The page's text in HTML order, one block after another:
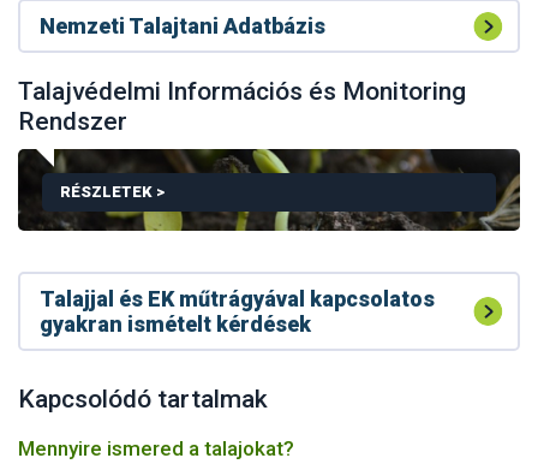
Nemzeti Talajtani Adatbázis
Talajvédelmi Információs és Monitoring
Rendszer
RÉSZLETEK >
TALAJVÉDELMI INFORMÁCIÓS ÉS MONITORING
Talajjal és EK műtrágyával kapcsolatos
gyakran ismételt kérdések
Kapcsolódó tartalmak
Mennyire ismered a talajokat?